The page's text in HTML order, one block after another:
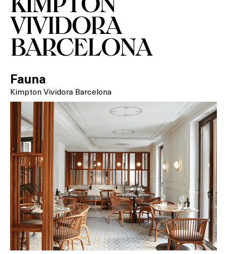
VIVIDORA
BARCELONA
Fauna
Kimpton Vividora Barcelona